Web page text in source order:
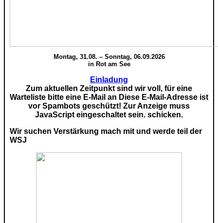
Montag, 31.08. – Sonntag, 06.09.2026
in Rot am See
Einladung
Zum aktuellen Zeitpunkt sind wir voll, für eine
Warteliste bitte eine E-Mail an Diese E-Mail-Adresse ist
vor Spambots geschützt! Zur Anzeige muss
JavaScript eingeschaltet sein. schicken.
Wir suchen Verstärkung mach mit und werde teil der
WSJ